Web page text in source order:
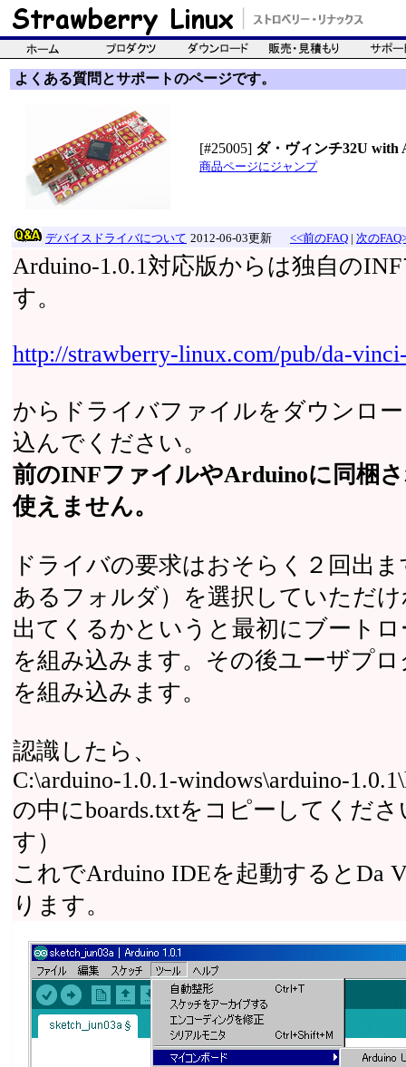
よくある質問とサポートのページです。
[#25005] ダ・ヴィンチ32U with
商品ページにジャンプ
デバイスドライバについて 2012-06-03更新 <<前のFAQ | 次の
Arduino-1.0.1対応版からは独自の
す。
http://strawberry-linux.com/pub/da-
からドライバファイルをダウンロ
込んでください。
前のINFファイルやArduinoに同梱
使えません。
ドライバの要求はおそらく２回出
あるフォルダ）を選択していただ
出てくるかというと最初にブート
を組み込みます。その後ユーザプ
を組み込みます。
認識したら、
C:\arduino-1.0.1-windows\arduino-
の中にboards.txtをコピーしてくだ
す）
これでArduino IDEを起動するとDa
ります。